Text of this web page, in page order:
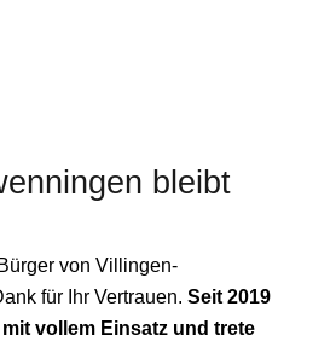
bleibt
von Villingen-
für Ihr Vertrauen. Seit 2019
vollem Einsatz und trete